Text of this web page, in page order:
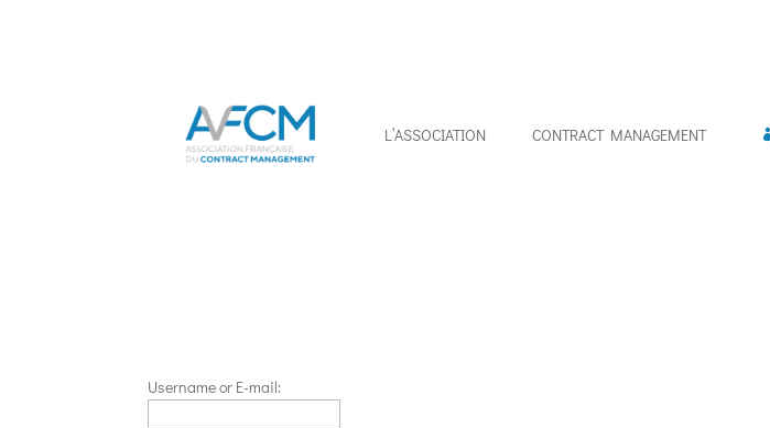
L’ASSOCIATION CONTRACT MANAGEMENT
Username or E-mail: